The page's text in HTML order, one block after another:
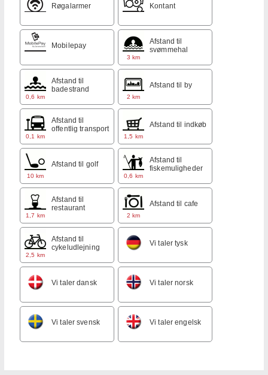
Røgalarmer Kontant
Mobilepay
3 km
Afstand til
svømmehal
0,6 km
Afstand til
badestrand
2 km
Afstand til by
0,1 km
Afstand til
offentlig transport
1,5 km
Afstand til indkøb
10 km
Afstand til golf
0,6 km
Afstand til
fiskemuligheder
1,7 km
Afstand til
restaurant
2 km
Afstand til cafe
2,5 km
Afstand til
cykeludlejning
Vi taler tysk
Vi taler dansk Vi taler norsk
Vi taler svensk Vi taler engelsk